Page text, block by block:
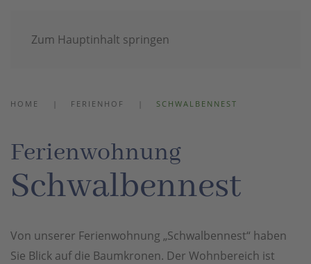
Zum Hauptinhalt springen
Unser Ferienhof
HOME FERIENHOF SCHWALBENNEST
Ferienwohnung
Schwalbennest
Von unserer Ferienwohnung „Schwalbennest“ haben
Sie Blick auf die Baumkronen. Der Wohnbereich ist